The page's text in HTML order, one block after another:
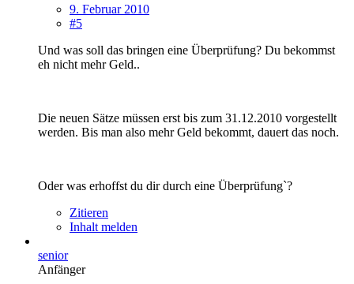
9. Februar 2010
#5
Und was soll das bringen eine Überprüfung? Du bekommst
eh nicht mehr Geld..
Die neuen Sätze müssen erst bis zum 31.12.2010 vorgestellt
werden. Bis man also mehr Geld bekommt, dauert das noch.
Oder was erhoffst du dir durch eine Überprüfung`?
Zitieren
Inhalt melden
senior
Anfänger